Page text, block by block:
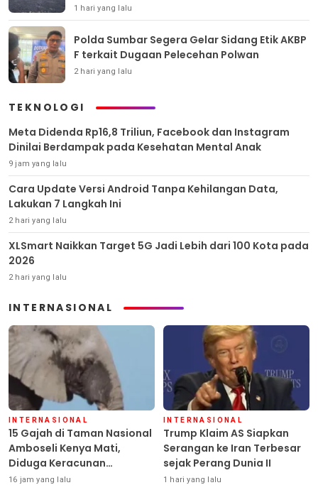
1 hari yang lalu
Polda Sumbar Segera Gelar Sidang Etik AKBP
F terkait Dugaan Pelecehan Polwan
2 hari yang lalu
TEKNOLOGI
Meta Didenda Rp16,8 Triliun, Facebook dan Instagram
Dinilai Berdampak pada Kesehatan Mental Anak
9 jam yang lalu
Cara Update Versi Android Tanpa Kehilangan Data,
Lakukan 7 Langkah Ini
2 hari yang lalu
XLSmart Naikkan Target 5G Jadi Lebih dari 100 Kota pada
2026
2 hari yang lalu
INTERNASIONAL
INTERNASIONAL
15 Gajah di Taman Nasional
Amboseli Kenya Mati,
Diduga Keracunan
Pestisida
16 jam yang lalu
INTERNASIONAL
Trump Klaim AS Siapkan
Serangan ke Iran Terbesar
sejak Perang Dunia II
1 hari yang lalu